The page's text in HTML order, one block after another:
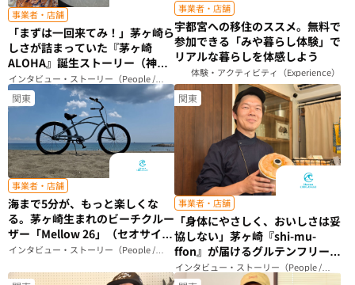
事業者・店舗
「まずは一回来てみ！」茅ヶ崎ら
しさが詰まっていた『茅ヶ崎
ALOHA』誕生ストーリー（神奈
川県）
インタビュー・ストーリー（People /
Story）
事業者・店舗
宇都宮への移住のススメ。無料で
参加できる「みや暮らし体験」で
リアルな暮らしを体感しよう
体験・アクティビティ（Experience）
関東
事業者・店舗
海まで5分が、もっと楽しくな
る。茅ヶ崎生まれのビーチクルー
ザー「Mellow 26」（セオサイク
ル）（神奈川県）
インタビュー・ストーリー（People /
Story）
関東
事業者・店舗
「身体にやさしく、おいしさは妥
協しない」茅ヶ崎『shi-mu-
ffon』が届けるグルテンフリーシ
フォンケーキのこだわり（神奈川
県）
インタビュー・ストーリー（People /
Story）